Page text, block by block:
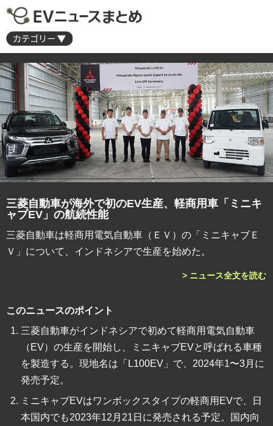
三菱自動車が海外で初のEV生産、軽商用車「ミニキ
ャブEV」の航続性能
三菱自動車は軽商用電気自動車（ＥＶ）の「ミニキャブＥ
Ｖ」について、インドネシアで生産を始めた。
> ニュース全文を読む
このニュースのポイント
三菱自動車がインドネシアで初めて軽商用電気自動車
（EV）の生産を開始し、ミニキャブEVと呼ばれる車種
を製造する。現地名は「L100EV」で、2024年1〜3月に
発売予定。
ミニキャブEVはワンボックスタイプの軽商用EVで、日
本国内でも2023年12月21日に発売される予定。国内向